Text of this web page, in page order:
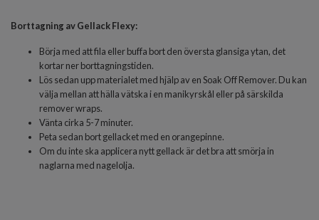
Borttagning av Gellack Flexy:
Börja med att fila eller buffa bort den översta glansiga ytan, det
kortar ner borttagningstiden.
Lös sedan upp materialet med hjälp av en Soak Off Remover. Du kan
välja mellan att hälla vätska i en manikyrskål eller på särskilda
remover wraps.
Vänta cirka 5-7 minuter.
Peta sedan bort gellacket med en orangepinne.
Om du inte ska applicera nytt gellack är det bra att smörja in
naglarna med nagelolja.